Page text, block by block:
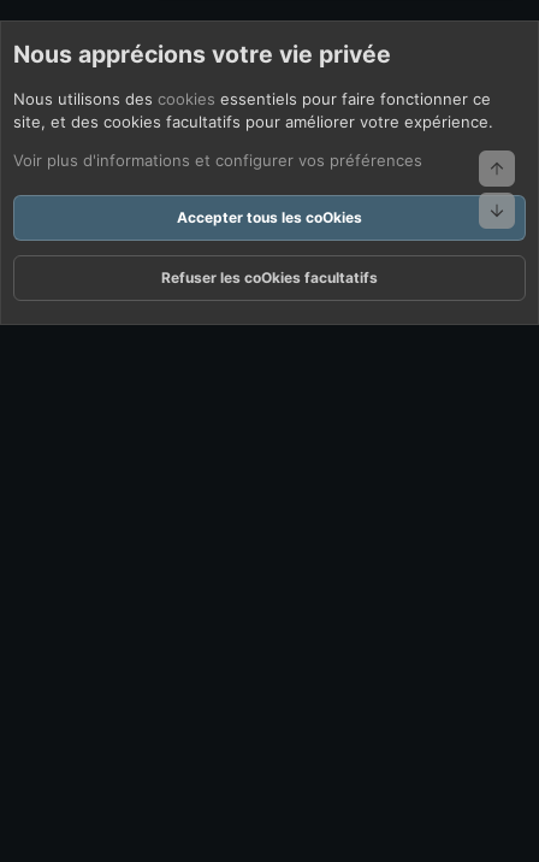
Nous apprécions votre vie privée
Nous utilisons des cookies essentiels pour faire fonctionner ce
site, et des cookies facultatifs pour améliorer votre expérience.
Voir plus d'informations et configurer vos préférences
Accepter tous les coOkies
Refuser les coOkies facultatifs